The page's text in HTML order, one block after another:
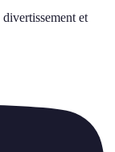
divertissement et